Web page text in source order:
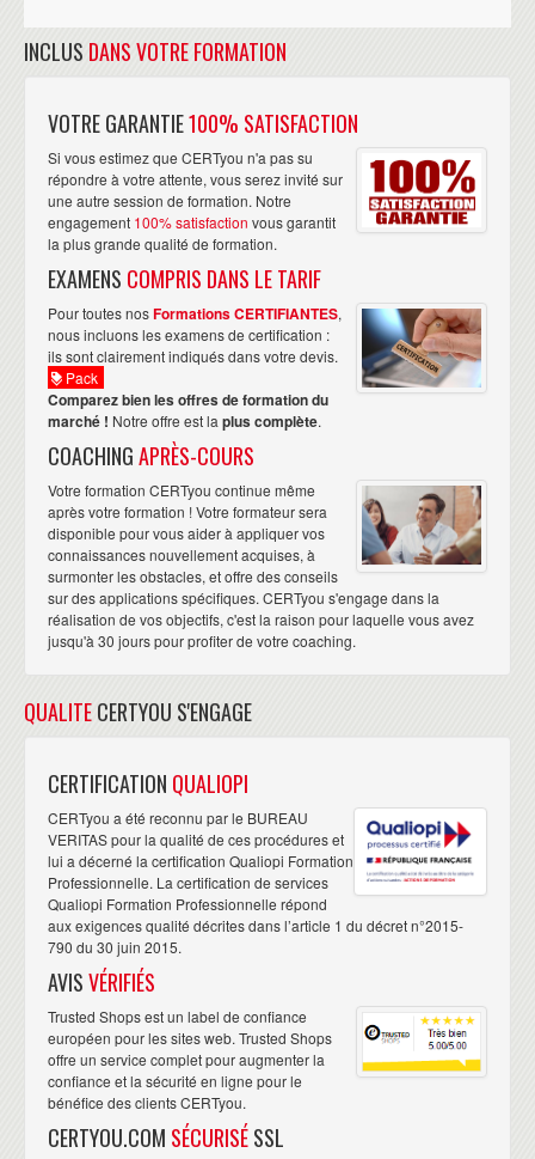
INCLUS DANS VOTRE FORMATION
VOTRE GARANTIE100% SATISFACTION
Si vous estimez que CERTyou n'a pas su
répondre à votre attente, vous serez invité sur
une autre session de formation. Notre
engagement 100% satisfaction vous garantit
la plus grande qualité de formation.
EXAMENS COMPRIS DANS LE TARIF
Pour toutes nosFormations CERTIFIANTES,
nous incluons les examens de certification :
ils sont clairement indiqués dans votre devis.
Pack
Comparez bien les offres de formation du
marché ! Notre offre est la plus complète.
COACHINGAPRÈS-COURS
Votre formation CERTyou continue même
après votre formation ! Votre formateur sera
disponible pour vous aider à appliquer vos
connaissances nouvellement acquises, à
surmonter les obstacles, et offre des conseils
sur des applications spécifiques. CERTyou s'engage dans la
réalisation de vos objectifs, c'est la raison pour laquelle vous avez
jusqu'à 30 jours pour profiter de votre coaching.
QUALITECERTYOU S'ENGAGE
CERTIFICATION QUALIOPI
CERTyou a été reconnu par le BUREAU
VERITAS pour la qualité de ces procédures et
lui a décerné la certification Qualiopi Formation
Professionnelle. La certification de services
Qualiopi Formation Professionnelle répond
aux exigences qualité décrites dans l’article 1 du décret n°2015-
790 du 30 juin 2015.
AVISVÉRIFIÉS
Trusted Shops est un label de confiance
européen pour les sites web. Trusted Shops
offre un service complet pour augmenter la
confiance et la sécurité en ligne pour le
bénéfice des clients CERTyou.
CERTYOU.COM SÉCURISÉSSL